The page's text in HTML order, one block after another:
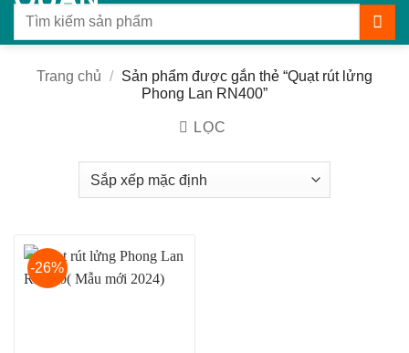
Tìm
Trang chủ / Sản phẩm được gắn thẻ “Quạt rút lửng
Phong Lan RN400”
LỌC
-26%